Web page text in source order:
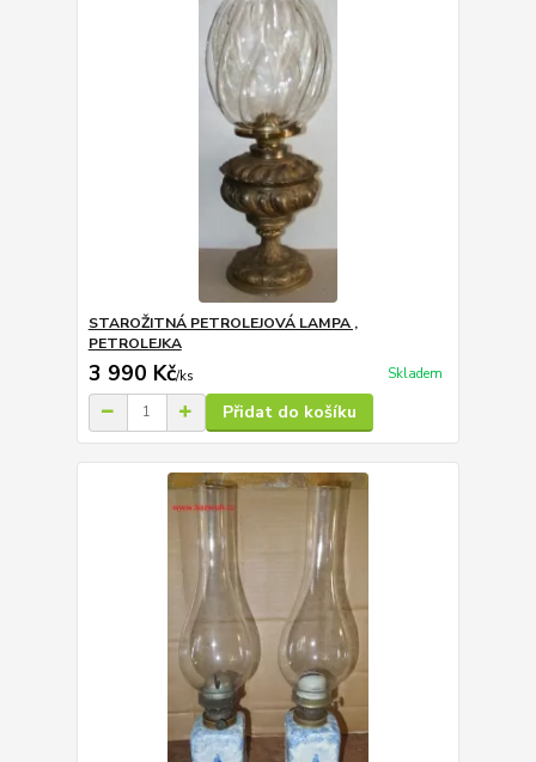
STAROŽITNÁ PETROLEJOVÁ LAMPA ,
PETROLEJKA
3 990 Kč/ks Skladem
Přidat do košíku